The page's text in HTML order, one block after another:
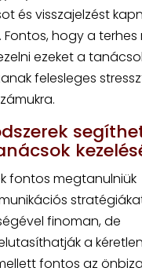
és visszajelzést
Fontos, hogy a terhes
ezeket a
felesleges
fontos megtanulniük
finoman, de
a kéretlen
fontos az